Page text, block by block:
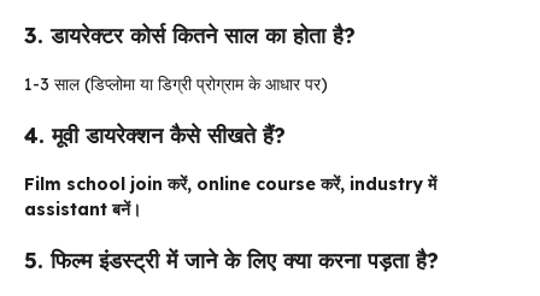
3. डायरेक्टर कोर्स कितने साल का होता है?
1-3 साल (डिप्लोमा या डिग्री प्रोग्राम के आधार पर)
4. मूवी डायरेक्शन कैसे सीखते हैं?
Film school join करें, online course करें, industry में
assistant बनें।
5. फिल्म इंडस्ट्री में जाने के लिए क्या करना पड़ता है?